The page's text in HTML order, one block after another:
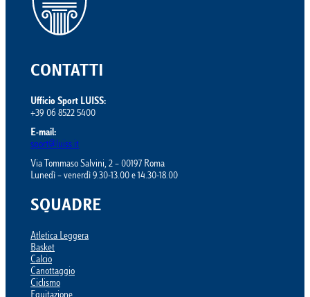
CONTATTI
Ufficio Sport LUISS:
+39 06 8522 5400
E-mail:
sport@luiss.it
Via Tommaso Salvini, 2 – 00197 Roma
Lunedì – venerdì 9.30-13.00 e 14.30-18.00
SQUADRE
Atletica Leggera
Basket
Calcio
Canottaggio
Ciclismo